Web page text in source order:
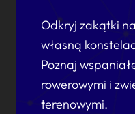
Odkryj zakątki
własną
Poznaj
rowerowymi i
terenowymi.